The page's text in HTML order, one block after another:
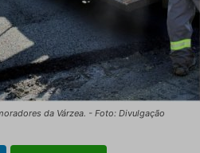
da Várzea. - Foto: Divulgação